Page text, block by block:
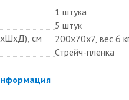
1 штука
5 штук
см
200х70х7, вес 6
Стрейч-пленка